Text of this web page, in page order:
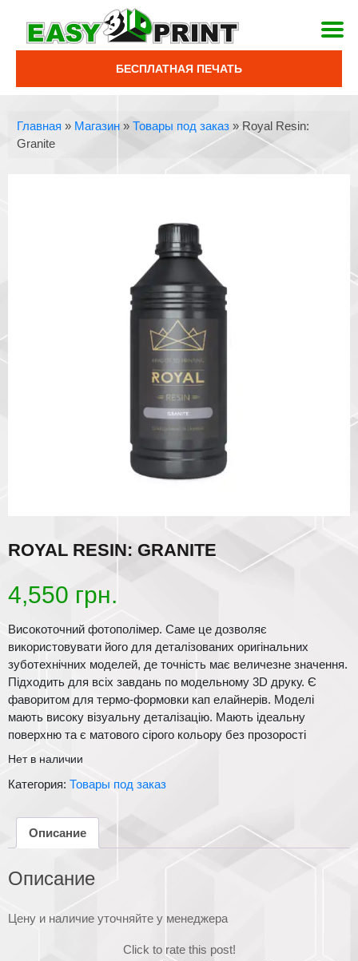
БЕСПЛАТНАЯ ПЕЧАТЬ
Главная » Магазин »Товары под заказ » Royal Resin:
Granite
ROYAL RESIN: GRANITE
4,550 грн.
Високоточний фотополімер. Саме це дозволяє
використовувати його для деталізованих оригінальних
зуботехнічних моделей, де точність має величезне значення.
Підходить для всіх завдань по модельному 3D друку. Є
фаворитом для термо-формовки кап елайнерів. Моделі
мають високу візуальну деталізацію. Мають ідеальну
поверхню та є матового сірого кольору без прозорості
Нет в наличии
Категория: Товары под заказ
Описание
Описание
Цену и наличие уточняйте у менеджера
Click to rate this post!